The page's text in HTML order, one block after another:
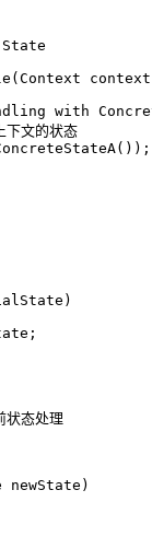
State
( Context context
with
文的状态
)
态处理
newState )